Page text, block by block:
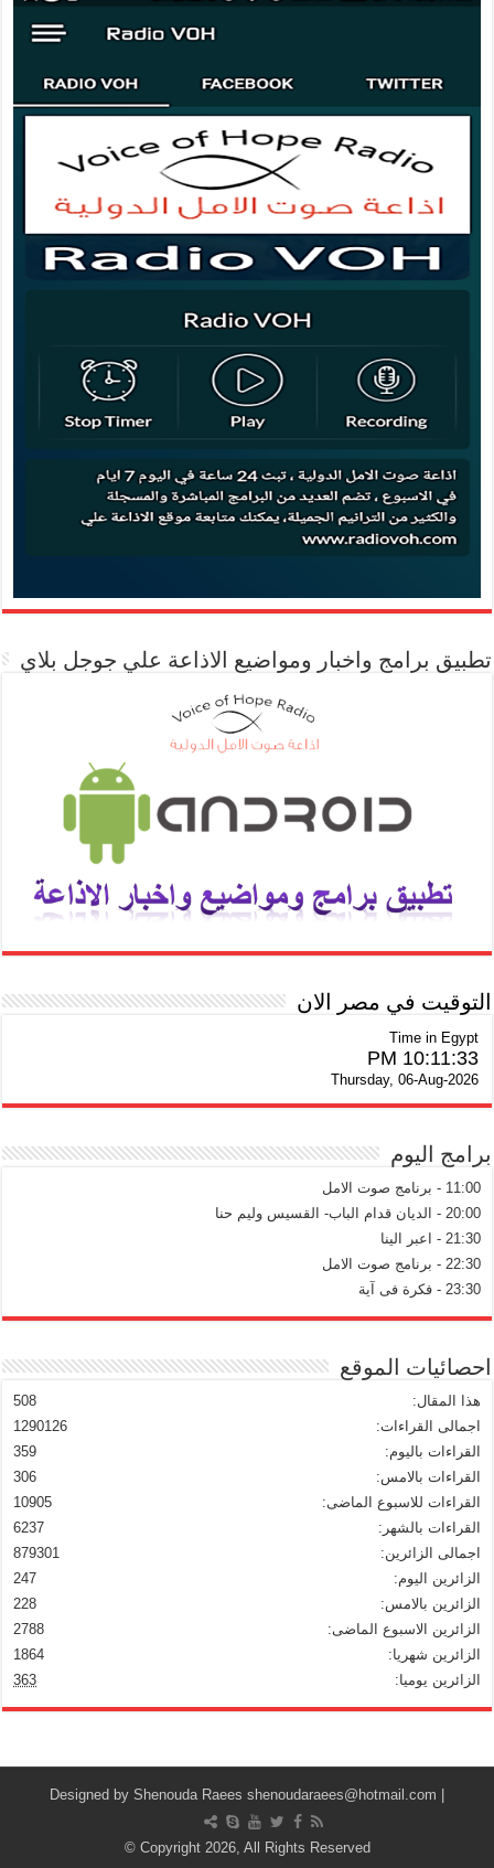
تطبيق برامج واخبار ومواضيع الاذاعة علي جوجل بلاي
التوقيت في مصر الان
Time in Egypt
10:11:34 PM
Thursday, 06-Aug-2026
برامج اليوم
11:00 - برنامج صوت الامل
20:00 - الديان قدام الباب- القسيس وليم حنا
21:30 - اعبر الينا
22:30 - برنامج صوت الامل
23:30 - فكرة فى آية
احصائيات الموقع
508
هذا المقال:
1290126
اجمالى القراءات:
359
القراءات باليوم:
306
القراءات بالامس:
10905
القراءات للاسبوع الماضى:
6237
القراءات بالشهر:
879301
اجمالى الزائرين:
247
الزائرين اليوم:
228
الزائرين بالامس:
2788
الزائرين الاسبوع الماضى:
1864
الزائرين شهريا:
363
الزائرين يوميا:
Shenouda Raees shenoudaraees@hotmail.com
© Copyright 2026, All Rights Reserved